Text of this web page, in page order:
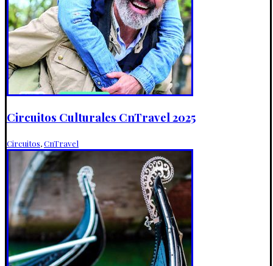
Circuitos Culturales CnTravel 2025
Circuitos,CnTravel